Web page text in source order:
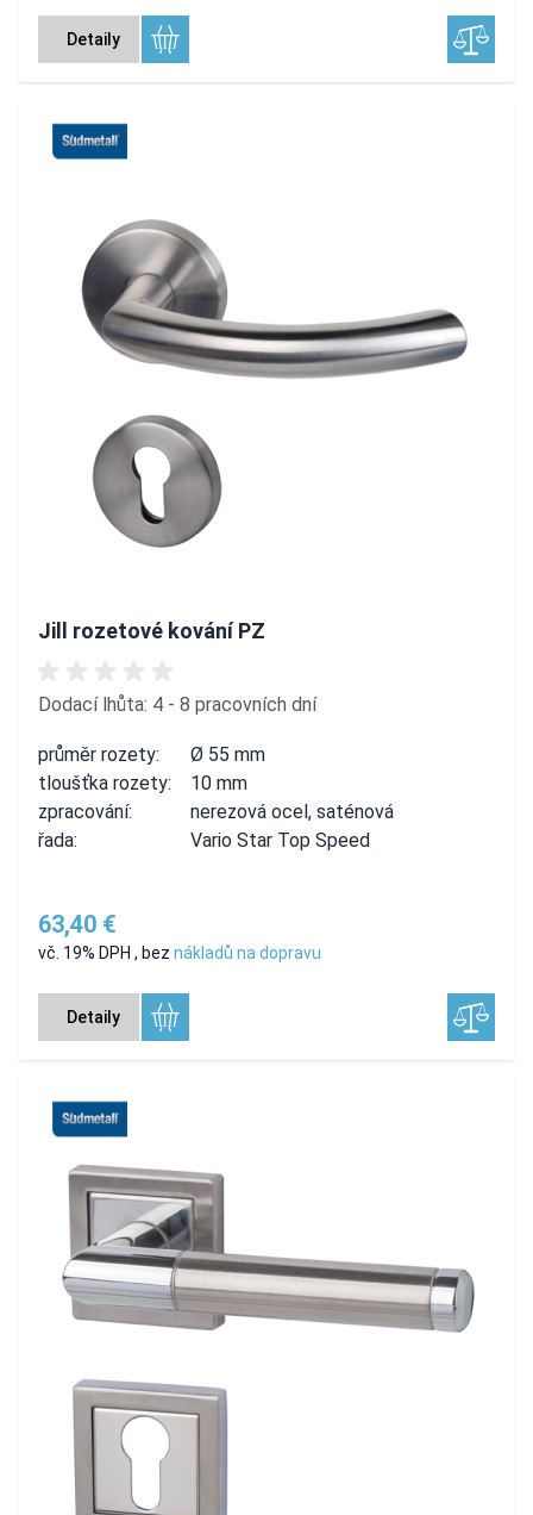
Detaily
Jill rozetové kování PZ
Dodací lhůta: 4 - 8 pracovních dní
průměr rozety:
Ø 55 mm
tloušťka rozety:
10 mm
zpracování:
nerezová ocel, saténová
řada:
Vario Star Top Speed
63,40 €
vč. 19% DPH , bez nákladů na dopravu
Detaily